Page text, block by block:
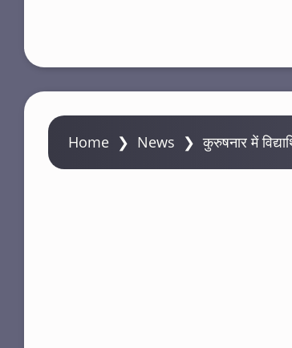
Home ❯ News ❯कुरुषनार में